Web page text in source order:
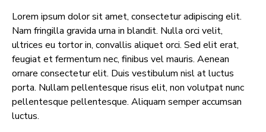
Lorem ipsum dolor sit amet, consectetur adipiscing elit.
Nam fringilla gravida urna in blandit. Nulla orci velit,
ultrices eu tortor in, convallis aliquet orci. Sed elit erat,
feugiat et fermentum nec, finibus vel mauris. Aenean
ornare consectetur elit. Duis vestibulum nisl at luctus
porta. Nullam pellentesque risus elit, non volutpat nunc
pellentesque pellentesque. Aliquam semper accumsan
luctus.